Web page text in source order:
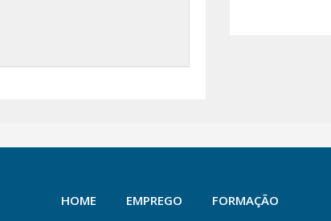
HOME EMPREGO FORMAÇÃO